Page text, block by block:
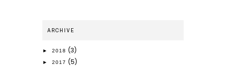
ARCHIVE
► 2018 (3)
► 2017 (5)